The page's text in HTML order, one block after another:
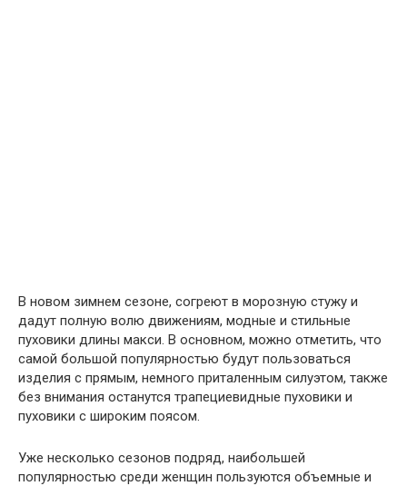
В новом зимнем сезоне, согреют в морозную стужу и
дадут полную волю движениям, модные и стильные
пуховики длины макси. В основном, можно отметить, что
самой большой популярностью будут пользоваться
изделия с прямым, немного приталенным силуэтом, также
без внимания останутся трапециевидные пуховики и
пуховики с широким поясом.
Уже несколько сезонов подряд, наибольшей
популярностью среди женщин пользуются объемные и